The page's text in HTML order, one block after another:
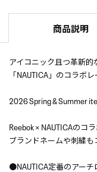
商品説明
アイコニック且つ革新的
「NAUTICA」のコラボ
2026 Spring & Summer
Reebok × NAUTICAのコ
ブランドネームや刺繍
●NAUTICA定番のアーチ